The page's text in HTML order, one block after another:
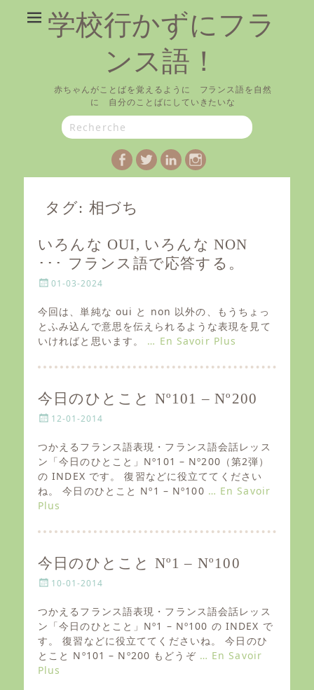
学校行かずにフラ
ンス語！
赤ちゃんがことばを覚えるように フランス語を自然
に 自分のことばにしていきたいな
Search
for:
Facebook
TwitterLinkedIn
Instagram
タグ: 相づち
いろんな OUI, いろんな NON
･･･ フランス語で応答する。
P
s
t
e
d
n
01-03-2024
今回は、単純な oui と non 以外の、もうちょっ
とふみ込んで意思を伝えられるような表現を見て
いければと思います。 … En Savoir Plus
今日のひとこと Nº101 – Nº200
P
s
t
e
d
o
n
12-01-2014
つかえるフランス語表現・フランス語会話レッス
ン「今日のひとこと」Nº101 – Nº200（第2弾）
の INDEX です。 復習などに役立ててください
ね。 今日のひとこと Nº1 – Nº100 … En Savoir
Plus
今日のひとこと Nº1 – Nº100
P
s
t
e
d
o
n
10-01-2014
つかえるフランス語表現・フランス語会話レッス
ン「今日のひとこと」Nº1 – Nº100 の INDEX で
す。 復習などに役立ててくださいね。 今日のひ
とこと Nº101 – Nº200 もどうぞ … En Savoir
Plus